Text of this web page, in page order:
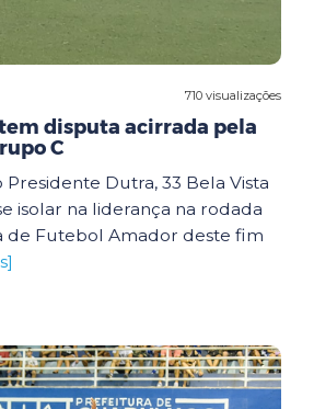
710 visualizações
disputa acirrada pela
C
Presidente Dutra, 33 Bela Vista
isolar na liderança na rodada
de Futebol Amador deste fim